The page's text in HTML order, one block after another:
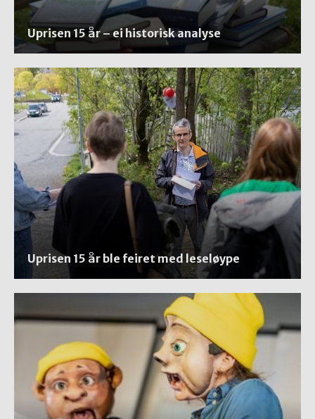
Uprisen 15 år – ei historisk analyse
Uprisen 15 år ble feiret med leseløype